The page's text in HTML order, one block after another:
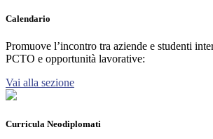
Calendario
Promuove l’incontro tra aziende e studenti
PCTO e opportunità lavorative:
Vai alla sezione
Curricula Neodiplomati